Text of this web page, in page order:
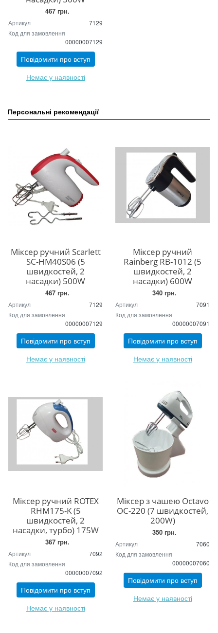
467 грн.
Артикул
7129
Код для замовлення
00000007129
Повідомити про вступ
Немає у наявності
Персональні рекомендації
Міксер ручний Scarlett
SC-HM40S06 (5
швидкостей, 2
насадки) 500W
467 грн.
Артикул
7129
Код для замовлення
00000007129
Повідомити про вступ
Немає у наявності
Міксер ручний
Rainberg RB-1012 (5
швидкостей, 2
насадки) 600W
340 грн.
Артикул
7091
Код для замовлення
00000007091
Повідомити про вступ
Немає у наявності
Міксер ручний ROTEX
RHM175-K (5
швидкостей, 2
насадки, турбо) 175W
367 грн.
Артикул
7092
Код для замовлення
00000007092
Повідомити про вступ
Немає у наявності
Міксер з чашею Octavo
OC-220 (7 швидкостей,
200W)
350 грн.
Артикул
7060
Код для замовлення
00000007060
Повідомити про вступ
Немає у наявності